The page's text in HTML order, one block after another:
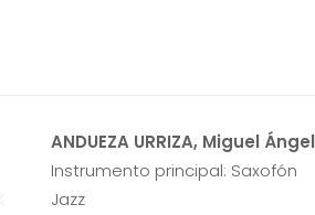
ANDUEZA URRIZA, Miguel Ángel
Instrumento principal: Saxofón
Jazz